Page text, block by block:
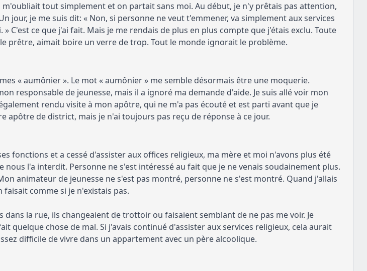
tout simplement et on partait sans moi. Au début, je n'y prêtais pas attention,
jour, je me suis dit: « Non, si personne ne veut t'emmener, va simplement aux services
C'est ce que j'ai fait. Mais je me rendais de plus en plus compte que j'étais exclu. Toute
prêtre, aimait boire un verre de trop. Tout le monde ignorait le problème.
« aumônier ». Le mot « aumônier » me semble désormais être une moquerie.
responsable de jeunesse, mais il a ignoré ma demande d'aide. Je suis allé voir mon
rendu visite à mon apôtre, qui ne m'a pas écouté et est parti avant que je
apôtre de district, mais je n'ai toujours pas reçu de réponse à ce jour.
fonctions et a cessé d'assister aux offices religieux, ma mère et moi n'avons plus été
nous l'a interdit. Personne ne s'est intéressé au fait que je ne venais soudainement plus.
animateur de jeunesse ne s'est pas montré, personne ne s'est montré. Quand j'allais
comme si je n'existais pas.
la rue, ils changeaient de trottoir ou faisaient semblant de ne pas me voir. Je
quelque chose de mal. Si j'avais continué d'assister aux services religieux, cela aurait
difficile de vivre dans un appartement avec un père alcoolique.